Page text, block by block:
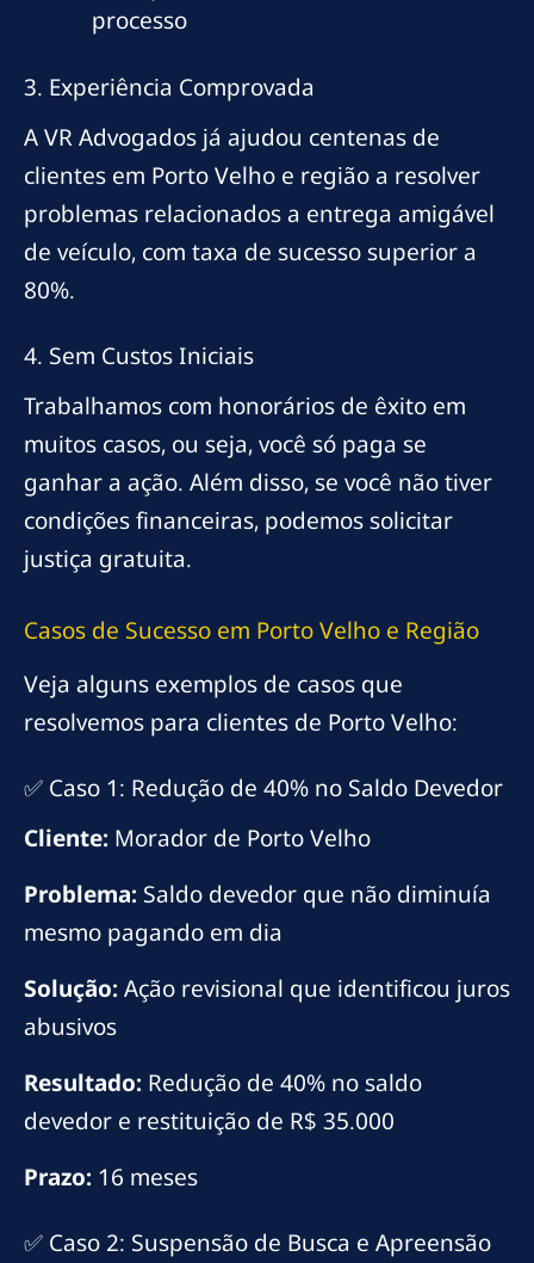
processo
3. Experiência Comprovada
A VR Advogados já ajudou centenas de
clientes em Porto Velho e região a resolver
problemas relacionados a entrega amigável
de veículo, com taxa de sucesso superior a
80%.
4. Sem Custos Iniciais
Trabalhamos com honorários de êxito em
muitos casos, ou seja, você só paga se
ganhar a ação. Além disso, se você não tiver
condições financeiras, podemos solicitar
justiça gratuita.
Casos de Sucesso em Porto Velho e Região
Veja alguns exemplos de casos que
resolvemos para clientes de Porto Velho:
✅ Caso 1: Redução de 40% no Saldo Devedor
Cliente: Morador de Porto Velho
Problema: Saldo devedor que não diminuía
mesmo pagando em dia
Solução:Ação revisional que identificou juros
abusivos
Resultado: Redução de 40% no saldo
devedor e restituição de R$ 35.000
Prazo: 16 meses
✅ Caso 2: Suspensão de Busca e Apreensão